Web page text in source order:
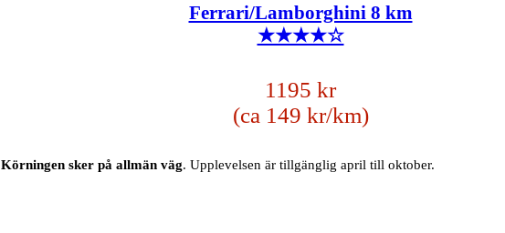
Ferrari/Lamborghini 8 km
★★★★☆
1195 kr
(ca 149 kr/km)
Körningen sker på allmän väg. Upplevelsen är tillgänglig april till oktober.